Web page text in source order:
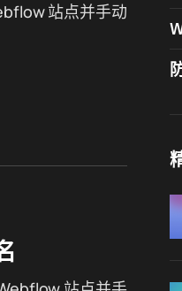
站点并手动